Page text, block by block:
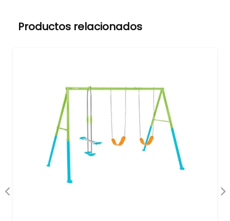
Productos relacionados